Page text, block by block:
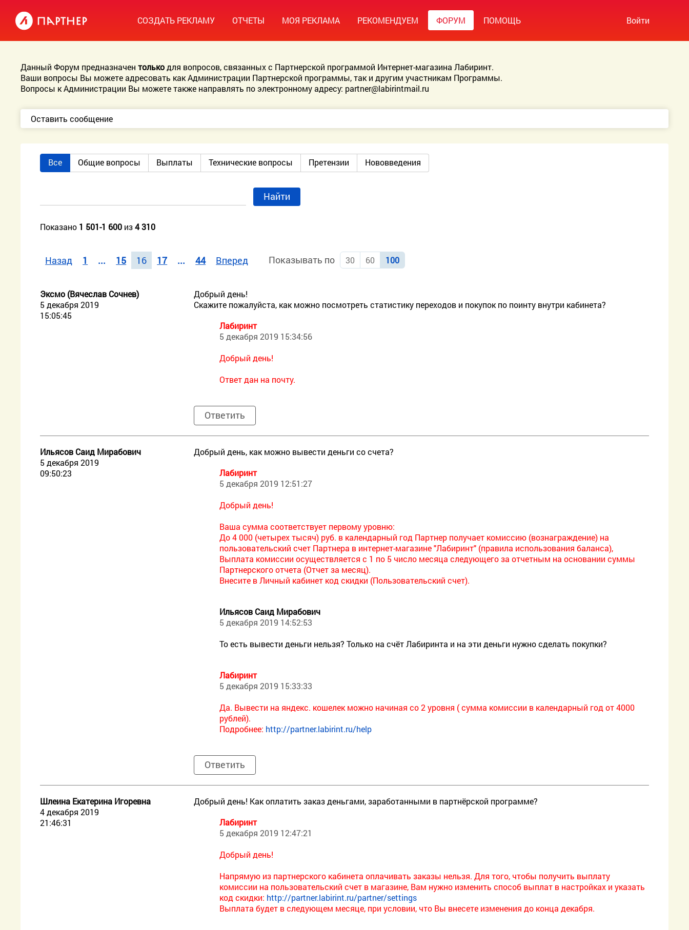
СОЗДАТЬ РЕКЛАМУ ОТЧЕТЫ МОЯ РЕКЛАМА РЕКОМЕНДУЕМ ФОРУМ ПОМОЩЬ Войти
Данный Форум предназначентолькодля вопросов, связанных с Партнерской программой Интернет-магазина Лабиринт.
Ваши вопросы Вы можете адресовать как Администрации Партнерской программы, так и другим участникам Программы.
Вопросы к Администрации Вы можете также направлять по электронному адресу: partner@labirintmail.ru
Оставить сообщение
Все Общие вопросы Выплаты Технические вопросы Претензии Нововведения
Найти
Показано 1 501-1 600 из4 310
Назад 1 ... 15 16 17 ... 44 Вперед Показывать по 30 60 100
Эксмо (Вячеслав Сочнев)
5 декабря 2019
15:05:45
Добрый день!
Скажите пожалуйста, как можно посмотреть статистику переходов и покупок по поинту внутри кабинета?
Лабиринт
5 декабря 2019 15:34:56
Добрый день!
Ответ дан на почту.
Ответить
Ильясов Саид Мирабович
5 декабря 2019
09:50:23
Добрый день, как можно вывести деньги со счета?
Лабиринт
5 декабря 2019 12:51:27
Добрый день!
Ваша сумма соответствует первому уровню:
До 4 000 (четырех тысяч) руб. в календарный год Партнер получает комиссию (вознаграждение) на
пользовательский счет Партнера в интернет-магазине "Лабиринт" (правила использования баланса),
Выплата комиссии осуществляется с 1 по 5 число месяца следующего за отчетным на основании суммы
Партнерского отчета (Отчет за месяц).
Внесите в Личный кабинет код скидки (Пользовательский счет).
Ильясов Саид Мирабович
5 декабря 2019 14:52:53
То есть вывести деньги нельзя? Только на счёт Лабиринта и на эти деньги нужно сделать покупки?
Лабиринт
5 декабря 2019 15:33:33
Да. Вывести на яндекс. кошелек можно начиная со 2 уровня ( сумма комиссии в календарный год от 4000
рублей).
Подробнее: http://partner.labirint.ru/help
Ответить
Шлеина Екатерина Игоревна
4 декабря 2019
21:46:31
Добрый день! Как оплатить заказ деньгами, заработанными в партнёрской программе?
Лабиринт
5 декабря 2019 12:47:21
Добрый день!
Напрямую из партнерского кабинета оплачивать заказы нельзя. Для того, чтобы получить выплату
комиссии на пользовательский счет в магазине, Вам нужно изменить способ выплат в настройках и указать
код скидки: http://partner.labirint.ru/partner/settings
Выплата будет в следующем месяце, при условии, что Вы внесете изменения до конца декабря.